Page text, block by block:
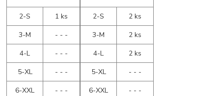
2-S
1 ks
3-M
- - -
4-L
- - -
5-XL
- - -
6-XXL
- - -
2-S
2 ks
3-M
2 ks
4-L
2 ks
5-XL
- - -
6-XXL
- - -